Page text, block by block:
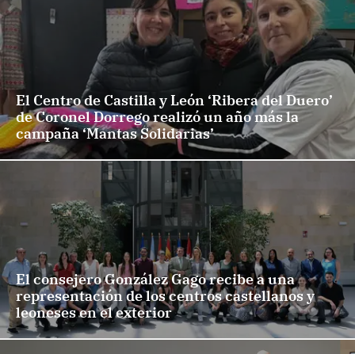
El Centro de Castilla y León ‘Ribera del Duero’
de Coronel Dorrego realizó un año más la
campaña ‘Mantas Solidarias’
El consejero González Gago recibe a una
representación de los centros castellanos y
leoneses en el exterior